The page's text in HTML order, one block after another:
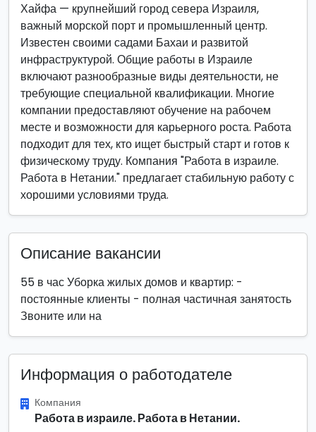
Хайфа — крупнейший город севера Израиля,
важный морской порт и промышленный центр.
Известен своими садами Бахаи и развитой
инфраструктурой. Общие работы в Израиле
включают разнообразные виды деятельности, не
требующие специальной квалификации. Многие
компании предоставляют обучение на рабочем
месте и возможности для карьерного роста. Работа
подходит для тех, кто ищет быстрый старт и готов к
физическому труду. Компания "Работа в израиле.
Работа в Нетании." предлагает стабильную работу с
хорошими условиями труда.
Описание вакансии
55 в час Уборка жилых домов и квартир: -
постоянные клиенты - полная частичная занятость
Звоните или на
Информация о работодателе
Компания
Работа в израиле. Работа в Нетании.